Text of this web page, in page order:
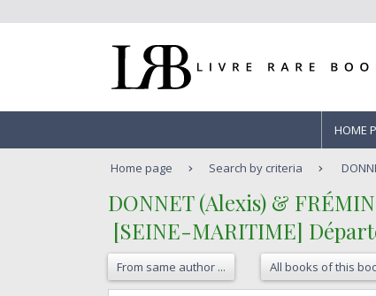
HOME
Home page Search by criteria
‎DONNET (Alexis) &
[SEINE-MARITIME]
From same author ... All books of this